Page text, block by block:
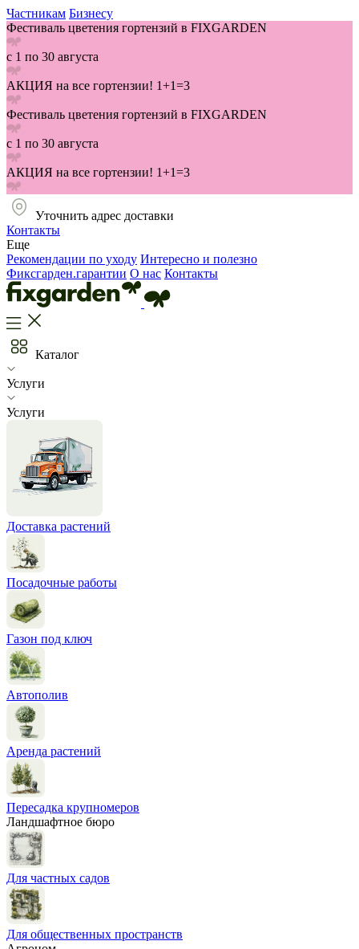
Частникам Бизнесу
Фестиваль цветения гортензий в FIXGARDEN
с 1 по 30 августа
АКЦИЯ на все гортензии! 1+1=3
Фестиваль цветения гортензий в FIXGARDEN
с 1 по 30 августа
АКЦИЯ на все гортензии! 1+1=3
Уточнить адрес доставки
Контакты
Еще
Рекомендации по уходу Интересно и полезно
Фиксгарден.гарантии О нас Контакты
Каталог
Услуги
Услуги
Доставка растений
Посадочные работы
Газон под ключ
Автополив
Аренда растений
Пересадка крупномеров
Ландшафтное бюро
Для частных садов
Для общественных пространств